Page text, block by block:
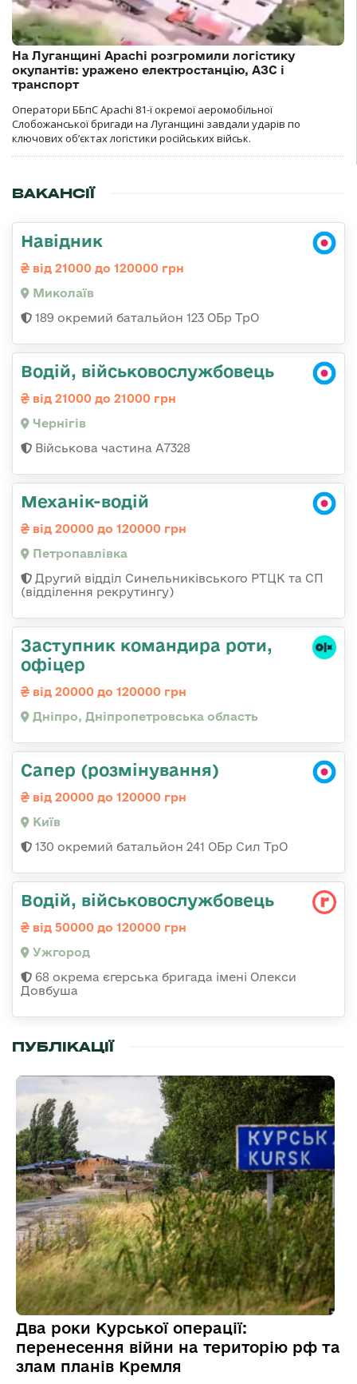
На Луганщині Apachi розгромили логістику
окупантів: уражено електростанцію, АЗС і
транспорт
Оператори ББпС Apachi 81-ї окремої аеромобільної
Слобожанської бригади на Луганщині завдали ударів по
ключових об’єктах логістики російських військ.
ВАКАНСІЇ
Навідник
від 21000 до 120000 грн
Миколаїв
189 окремий батальйон 123 ОБр ТрО
Водій, військовослужбовець
від 21000 до 21000 грн
Чернігів
Військова частина А7328
Механік-водій
від 20000 до 120000 грн
Петропавлівка
Другий відділ Синельниківського РТЦК та СП
(відділення рекрутингу)
Заступник командира роти,
офіцер
від 20000 до 120000 грн
Дніпро, Дніпропетровська область
Сапер (розмінування)
від 20000 до 120000 грн
Київ
130 окремий батальйон 241 ОБр Сил ТрО
Водій, військовослужбовець
від 50000 до 120000 грн
Ужгород
68 окрема єгерська бригада імені Олекси
Довбуша
ПУБЛІКАЦІЇ
Два роки Курської операції:
перенесення війни на територію рф та
злам планів Кремля